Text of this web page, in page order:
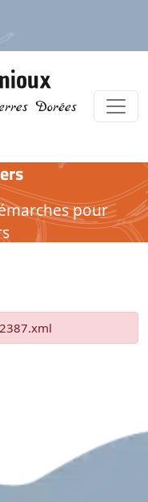
Dorées
pour